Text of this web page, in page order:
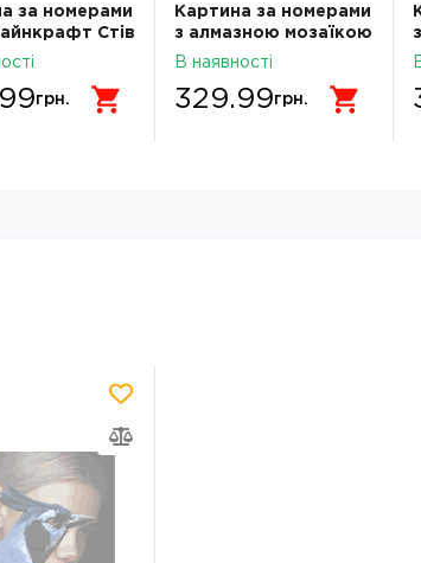
за номерами
Стів
25х25см LED
грн.
Картина за номерами
з алмазною мозаїкою
Santi Майнкрафт
В наявності
329.99грн.